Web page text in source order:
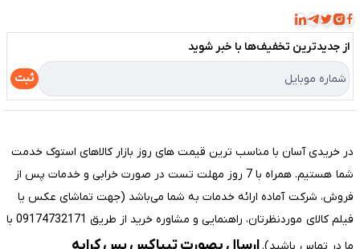
مجله فروشگاه
لیست محصولات
درباره ما
تماس با ما
قوانین و مقررات
حریم خصوصی
راهنما
از جدید‌ترین تخفیف‌ها با‌ خبر شوید
ثبت
در خریدی آسان با مناسب ترین قیمت های روز بازار کالاهای استوک خدمت
شما هستیم. همراه با 7 روز مهلت تست در صورت خرابی و خدمات پس از
فروش، شرکت آماده ارائه خدمات به شما می‌باشد (جهت تماشای عکس یا
فیلم کالای موردنظرتان، راهنمایی و مشاوره خرید از طریق 09174732171 با